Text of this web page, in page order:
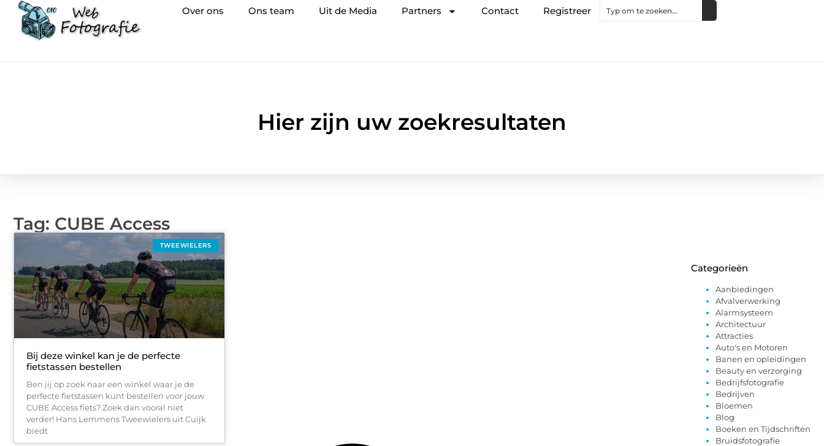
Over ons Ons team Uit de Media Partners Contact Registreer
Hier zijn uw zoekresultaten
Tag: CUBE Access
TWEEWIELERS
Bij deze winkel kan je de perfecte
fietstassen bestellen
Ben jij op zoek naar een winkel waar je de
perfecte fietstassen kunt bestellen voor jouw
CUBE Access fiets? Zoek dan vooral niet
verder! Hans Lemmens Tweewielers uit Cuijk
biedt
Categorieën
Aanbiedingen
Afvalverwerking
Alarmsysteem
Architectuur
Attracties
Auto's en Motoren
Banen en opleidingen
Beauty en verzorging
Bedrijfsfotografie
Bedrijven
Bloemen
Blog
Boeken en Tijdschriften
Bruidsfotografie